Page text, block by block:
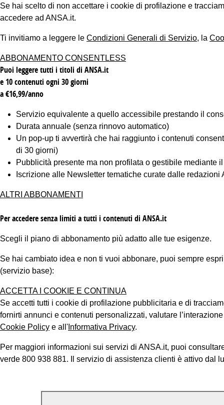
Se hai scelto di non accettare i cookie di profilazione e
accedere ad ANSA.it.
Ti invitiamo a leggere le Condizioni Generali di Servizio, la
ABBONAMENTO CONSENTLESS
Puoi leggere tutti i titoli di ANSA.it
e 10 contenuti ogni 30 giorni
a €16,99/anno
Servizio equivalente a quello accessibile prestando il
Durata annuale (senza rinnovo automatico)
Un pop-up ti avvertirà che hai raggiunto i contenuti
di 30 giorni)
Pubblicità presente ma non profilata o gestibile mediante
Iscrizione alle Newsletter tematiche curate dalle redazioni
ALTRI ABBONAMENTI
Per accedere senza limiti a tutti i contenuti di ANSA.it
Scegli il piano di abbonamento più adatto alle tue esigenze.
Se hai cambiato idea e non ti vuoi abbonare, puoi sempre
(servizio base):
ACCETTA I COOKIE E CONTINUA
Se accetti tutti i cookie di profilazione pubblicitaria e di
fornirti annunci e contenuti personalizzati, valutare
Cookie Policy e all' Informativa Privacy.
Per maggiori informazioni sui servizi di ANSA.it, puoi
verde 800 938 881. Il servizio di assistenza clienti è attivo dal